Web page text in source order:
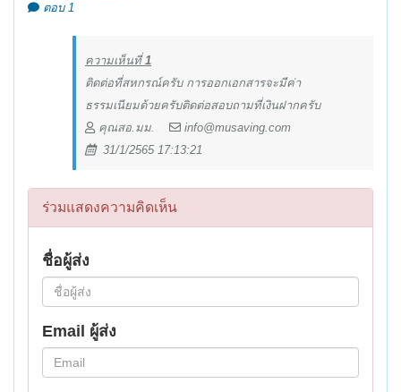
ตอบ 1
ความเห็นที่1
ติดต่อที่สหกรณ์ครับ การออกเอกสารจะมีค่า
ธรรมเนียมด้วยครับติดต่อสอบถามที่เงินฝากครับ
คุณสอ.มม.
info@musaving.com
31/1/2565 17:13:21
ร่วมแสดงความคิดเห็น
ชื่อผู้ส่ง
Email ผู้ส่ง